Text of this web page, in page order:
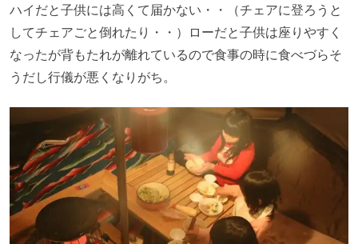
ハイだと子供には高くて届かない・・（チェアに登ろうと
してチェアごと倒れたり・・） ローだと子供は座りやすく
なったが背もたれが離れているので食事の時に食べづらそ
うだし行儀が悪くなりがち。